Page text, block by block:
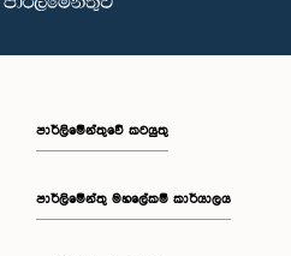
පාර්ලිමේන්තුවේ කටයුතු
පාර්ලිමේන්තු මහලේකම් කාර්යාලය